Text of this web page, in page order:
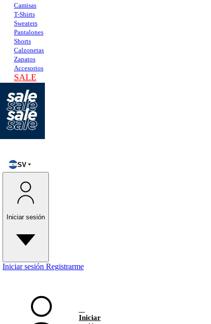
Camisas
T-Shirts
Sweaters
Pantalones
Shorts
Calzonetas
Zapatos
Accesorios
SALE
SV
Iniciar sesión
Iniciar sesión Registrarme
Iniciar